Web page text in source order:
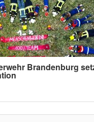
Brandenburg